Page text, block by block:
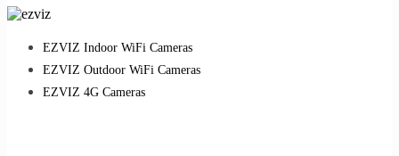
EZVIZ Indoor WiFi Cameras
EZVIZ Outdoor WiFi Cameras
EZVIZ 4G Cameras